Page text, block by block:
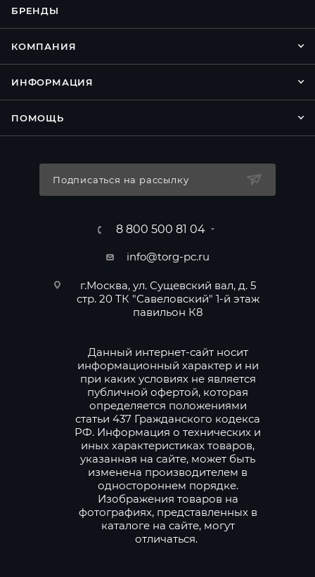
БРЕНДЫ
КОМПАНИЯ
ИНФОРМАЦИЯ
ПОМОЩЬ
Подписаться на рассылку
8 800 500 81 04
info@torg-pc.ru
г.Москва, ул. Сущевский вал, д. 5
стр. 20 ТК "Савеловский" 1-й этаж
павильон К8
Данный интернет-сайт носит
информационный характер и ни
при каких условиях не является
публичной офертой, которая
определяется положениями
статьи 437 Гражданского кодекса
РФ. Информация о технических и
иных характеристиках товаров,
указанная на сайте, может быть
изменена производителем в
одностороннем порядке.
Изображения товаров на
фотографиях, представленных в
каталоге на сайте, могут
отличаться.